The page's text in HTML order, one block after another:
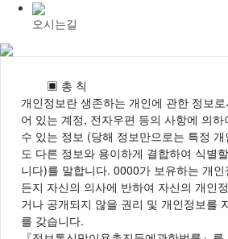
오시는길